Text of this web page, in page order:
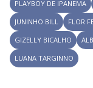
PLAYBOY DE IPANEMA
JUNINHO BILL
FLOR
GIZELLY BICALHO
LUANA TARGINNO